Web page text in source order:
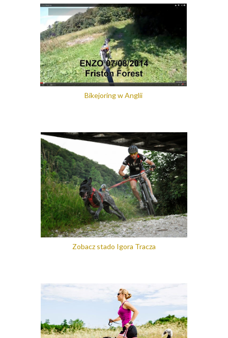
Bikejoring w Anglii
Zobacz stado Igora Tracza